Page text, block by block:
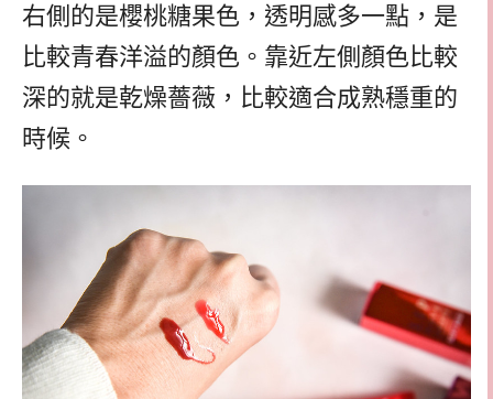
右側的是櫻桃糖果色，透明感多一點，是
比較青春洋溢的顏色。靠近左側顏色比較
深的就是乾燥薔薇，比較適合成熟穩重的
時候。